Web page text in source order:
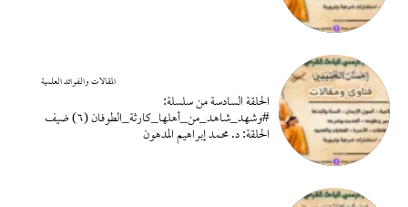
المقالات والفوائد العلمية
الحلقة السادسة من سلسلة:
#وشهد_شاهد_من_أهلها_كارثة_الطوفان (٦) ضيف
الحلقة: د. محمد إبراهيم المدهون